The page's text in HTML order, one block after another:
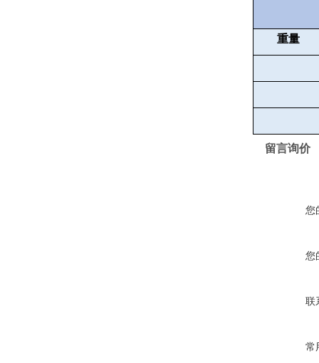
重量
留言询价
您
您
联
常